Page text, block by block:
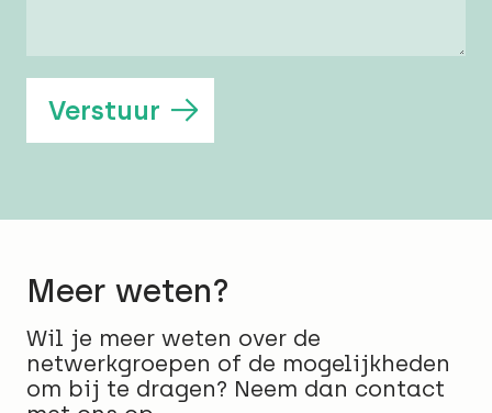
Verstuur
Meer weten?
Wil je meer weten over de
netwerkgroepen of de mogelijkheden
om bij te dragen? Neem dan contact